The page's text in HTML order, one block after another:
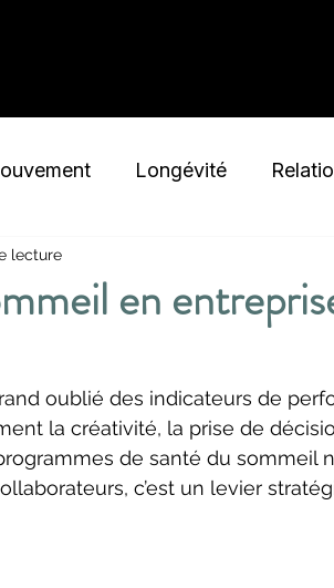
Longévité
Innovation
en
lecture
oublié des indicateurs de
la créativité, la prise de
de santé du sommeil
c’est un levier